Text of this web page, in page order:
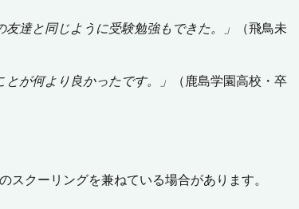
達と同じように受験勉強もできた。」
（飛鳥未
が何より良かったです。」
（鹿島学園高校・卒
クーリングを兼ねている場合があります。